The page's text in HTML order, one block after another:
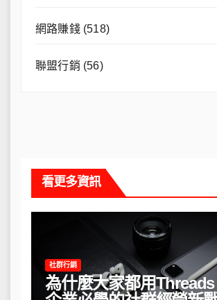
網路賺錢(518)
聯盟行銷 (56)
看更多資訊
社群行銷
為什麼大家都用